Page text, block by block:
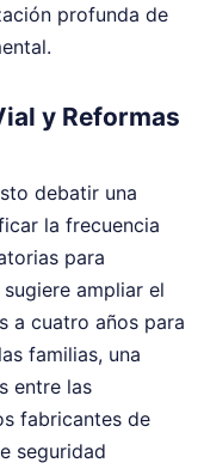
profunda de
y Reformas
debatir una
la frecuencia
para
ampliar el
a cuatro años para
familias, una
entre las
fabricantes de
seguridad